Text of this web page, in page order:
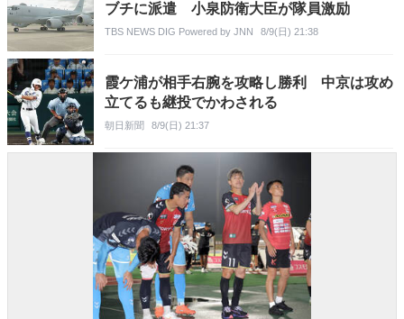
ブチに派遣 小泉防衛大臣が隊員激励
TBS NEWS DIG Powered by JNN 8/9(日) 21:38
霞ケ浦が相手右腕を攻略し勝利 中京は攻め
立てるも継投でかわされる
朝日新聞 8/9(日) 21:37